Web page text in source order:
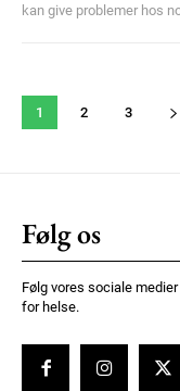
kan give problemer hos
1 2 3
Følg os
Følg vores sociale
for helse.